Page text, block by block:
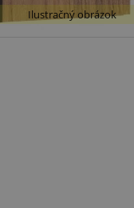
Ilustračný obrázok